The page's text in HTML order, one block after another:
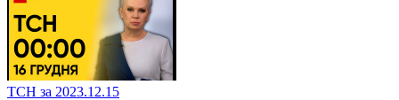
ТСН за 2023.12.15